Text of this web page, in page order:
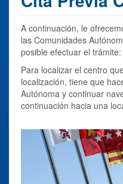
A continuación, le
las Comunidades
posible efectuar el trámite:
Para localizar el centro
localización, tiene que
Autónoma y continuar
continuación hacia una